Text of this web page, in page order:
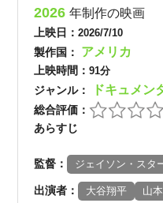
2026年制作の映画
上映日：2026/7/10
製作国： アメリカ
上映時間：91分
ジャンル： ドキュメン
総合評価：
あらすじ
監督： ジェイソン・スタ
出演者： 大谷翔平 山